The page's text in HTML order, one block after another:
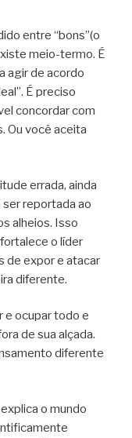
entre “bons”(o
meio-termo. É
agir de acordo
É preciso
concordar com
Ou você aceita
errada, ainda
reportada ao
alheios. Isso
o líder
de expor e atacar
diferente.
e ocupar todo e
de sua alçada.
diferente
o mundo